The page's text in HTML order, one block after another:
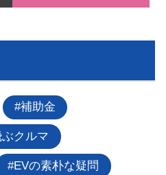
補助金
クルマ
EVの素朴な疑問